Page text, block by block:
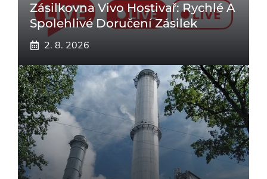
Zásilkovna Vivo Hostivař: Rychlé A
Spolehlivé Doručení Zásilek
2. 8. 2026